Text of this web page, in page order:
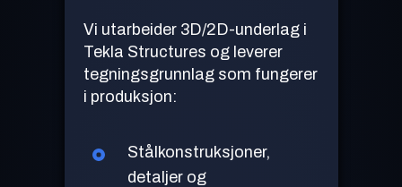
Vi utarbeider 3D/2D-underlag i
Tekla Structures og leverer
tegningsgrunnlag som fungerer
i produksjon:
Stålkonstruksjoner,
detaljer og